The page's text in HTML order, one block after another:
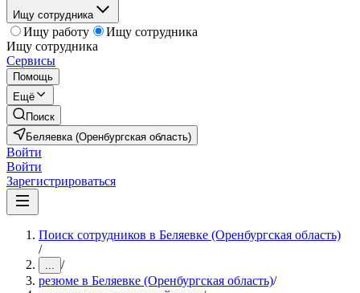
Ищу сотрудника
Ищу работу
Ищу сотрудника
Ищу сотрудника
Сервисы
Помощь
Ещё
Поиск
Беляевка (Оренбургская область)
Войти
Войти
Зарегистрироваться
Поиск сотрудников в Беляевке (Оренбургская область)
/
... /
резюме в Беляевке (Оренбургская область)/